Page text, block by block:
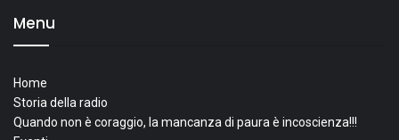
Menu
Home
Storia della radio
Quando non è coraggio, la mancanza di paura è incoscienza!!!